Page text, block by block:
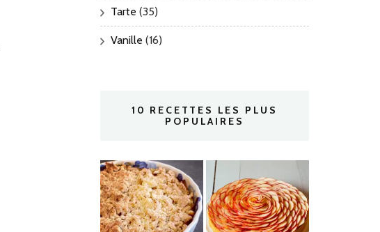
Tarte (35)
Vanille (16)
10 RECETTES LES PLUS
POPULAIRES